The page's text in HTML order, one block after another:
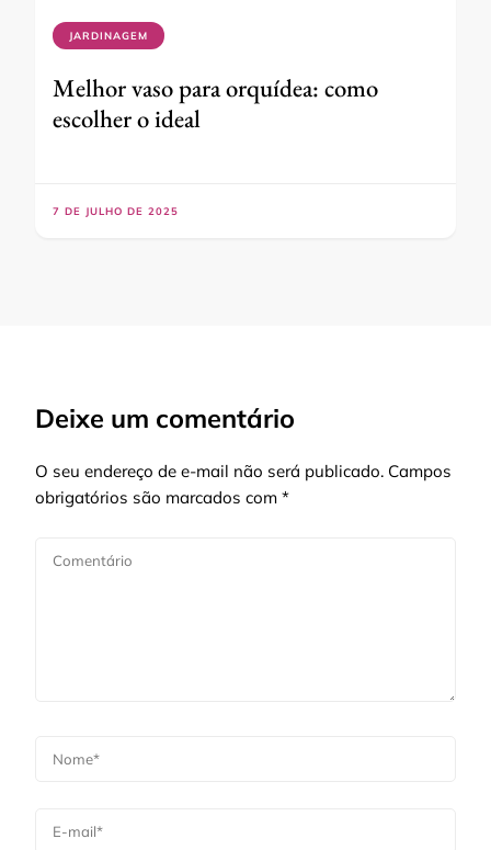
JARDINAGEM
Melhor vaso para orquídea: como
escolher o ideal
7 DE JULHO DE 2025
Deixe um comentário
O seu endereço de e-mail não será publicado. Campos
obrigatórios são marcados com *